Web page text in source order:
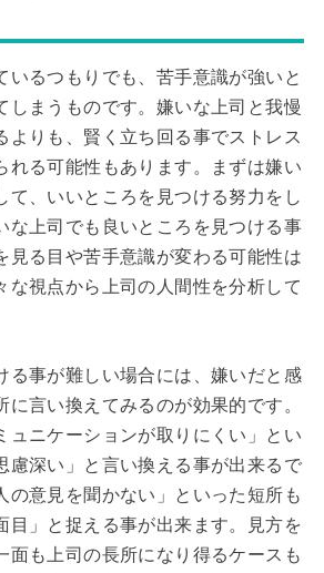
いるつもりでも、苦手意識が強いと
しまうものです。嫌いな上司と我慢
よりも、賢く立ち回る事でストレス
れる可能性もあります。まずは嫌い
て、いいところを見つける努力をし
な上司でも良いところを見つける事
見る目や苦手意識が変わる可能性は
な視点から上司の人間性を分析して
る事が難しい場合には、嫌いだと感
に言い換えてみるのが効果的です。
ュニケーションが取りにくい」とい
慮深い」と言い換える事が出来るで
の意見を聞かない」といった短所も
目」と捉える事が出来ます。見方を
面も上司の長所になり得るケースも